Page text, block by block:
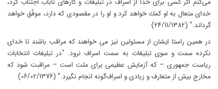
مى‌كنم اگر كسى براى خدا از اسراف در تبليغات و كارهاى ناباب اجتناب كرد،
خداى متعال به او كمك خواهد كرد و او را در مقصودى كه دارد، موفّق خواهد
گرداند.” (24/11/1382)
در همین راستا ایشان از مسئولین نیز می خواهند که مراقب باشند تا خدای
نکرده سمت و سوی تبلیغات به سمت اسراف نرود. “در تبليغات انتخابات
رياست جمهورى – كه آزمايش عظيمى براى ملت است – مراقبت شود كه
مخارجِ بيش از متعارف و زيادى و اسراف‌گونه انجام نگيرد.” (06/02/1376)